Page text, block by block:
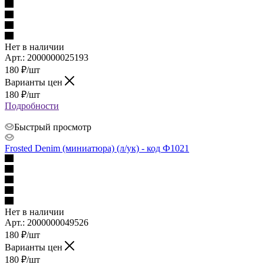
Нет в наличии
Арт.: 2000000025193
180 ₽/шт
Варианты цен
180 ₽/шт
Подробности
Быстрый просмотр
Frosted Denim (миниатюра) (л/ук) - код Ф1021
Нет в наличии
Арт.: 2000000049526
180 ₽/шт
Варианты цен
180 ₽/шт